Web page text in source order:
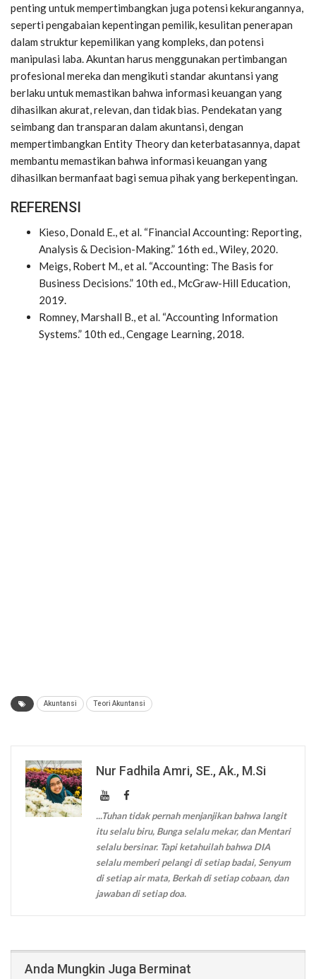
penting untuk mempertimbangkan juga potensi kekurangannya,
seperti pengabaian kepentingan pemilik, kesulitan penerapan
dalam struktur kepemilikan yang kompleks, dan potensi
manipulasi laba. Akuntan harus menggunakan pertimbangan
profesional mereka dan mengikuti standar akuntansi yang
berlaku untuk memastikan bahwa informasi keuangan yang
dihasilkan akurat, relevan, dan tidak bias. Pendekatan yang
seimbang dan transparan dalam akuntansi, dengan
mempertimbangkan Entity Theory dan keterbatasannya, dapat
membantu memastikan bahwa informasi keuangan yang
dihasilkan bermanfaat bagi semua pihak yang berkepentingan.
REFERENSI
Kieso, Donald E., et al. “Financial Accounting: Reporting,
Analysis & Decision-Making.” 16th ed., Wiley, 2020.
Meigs, Robert M., et al. “Accounting: The Basis for
Business Decisions.” 10th ed., McGraw-Hill Education,
2019.
Romney, Marshall B., et al. “Accounting Information
Systems.” 10th ed., Cengage Learning, 2018.
Akuntansi Teori Akuntansi
Nur Fadhila Amri, SE., Ak., M.Si
...Tuhan tidak pernah menjanjikan bahwa langit
itu selalu biru, Bunga selalu mekar, dan Mentari
selalu bersinar. Tapi ketahuilah bahwa DIA
selalu memberi pelangi di setiap badai, Senyum
di setiap air mata, Berkah di setiap cobaan, dan
jawaban di setiap doa.
Anda Mungkin Juga Berminat